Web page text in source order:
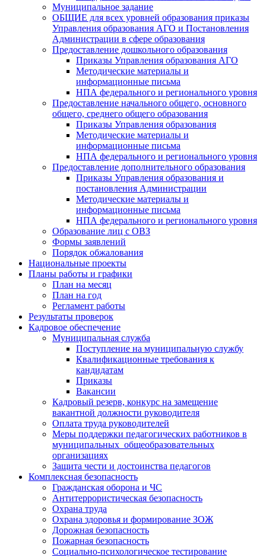
Муниципальное задание
ОБЩИЕ для всех уровней образования приказы
Управления образования АГО и Постановления
Администрации в сфере образования
Предоставление дошкольного образования
Приказы Управления образования АГО
Методические материалы и
информационные письма
НПА федерального и регионального уровня
Предоставление начального общего, основного
общего, среднего общего образования
Приказы Управления образования
Методические материалы и
информационные письма
НПА федерального и регионального уровня
Предоставление дополнительного образования
Приказы Управления образования и
постановления Администрации
Методические материалы и
информационные письма
НПА федерального и регионального уровня
Образование лиц с ОВЗ
Формы заявлений
Порядок обжалования
Национальные проекты
Планы работы и графики
План на месяц
План на год
Регламент работы
Результаты проверок
Кадровое обеспечение
Муниципальная служба
Поступление на муниципальную службу
Квалификационные требования к
кандидатам
Приказы
Вакансии
Кадровый резерв, конкурс на замещение
вакантной должности руководителя
Оплата труда руководителей
Меры поддержки педагогических работников в
муниципальных общеобразовательных
организациях
Защита чести и достоинства педагогов
Комплексная безопасность
Гражданская оборона и ЧС
Антитеррористическая безопасность
Охрана труда
Охрана здоровья и формирование ЗОЖ
Дорожная безопасность
Пожарная безопасность
Социально-психологическое тестирование